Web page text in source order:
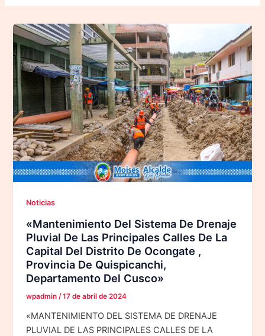
Noticias
«Mantenimiento Del Sistema De Drenaje
Pluvial De Las Principales Calles De La
Capital Del Distrito De Ocongate ,
Provincia De Quispicanchi,
Departamento Del Cusco»
wpadmin /17 de abril de 2024
«MANTENIMIENTO DEL SISTEMA DE DRENAJE
PLUVIAL DE LAS PRINCIPALES CALLES DE LA